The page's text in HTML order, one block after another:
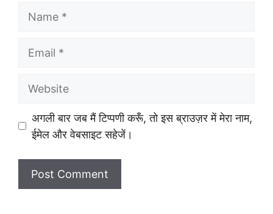
Website
अगली बार जब मैं टिप्पणी करूँ, तो इस ब्राउज़र में मेरा नाम,
ईमेल और वेबसाइट सहेजें।